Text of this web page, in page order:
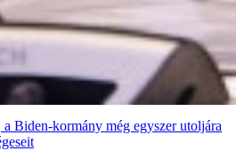
Biden-kormány még egyszer utoljára